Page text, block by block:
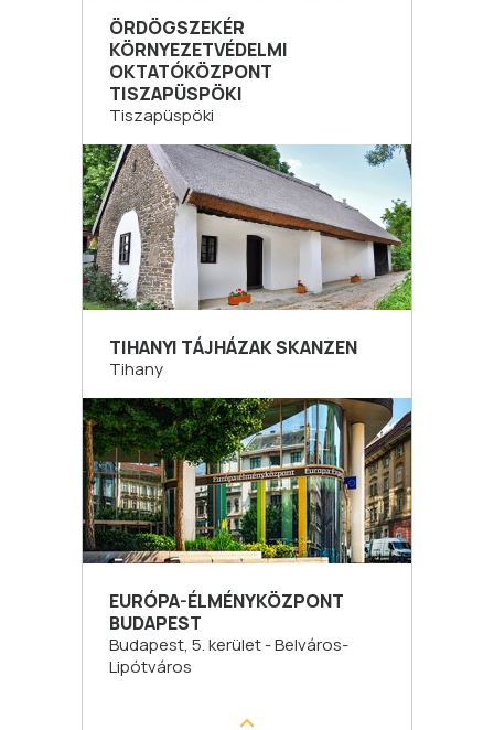
ÖRDÖGSZEKÉR
KÖRNYEZETVÉDELMI
OKTATÓKÖZPONT
TISZAPÜSPÖKI
Tiszapüspöki
TIHANYI TÁJHÁZAK SKANZEN
Tihany
EURÓPA-ÉLMÉNYKÖZPONT
BUDAPEST
Budapest, 5. kerület - Belváros-
Lipótváros